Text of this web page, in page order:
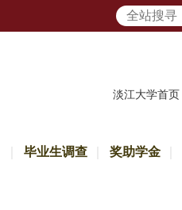
淡江大学首页
毕业生调查 奖助学金